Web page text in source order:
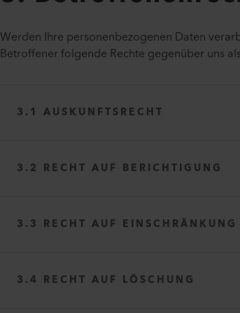
Werden Ihre personenbezogenen Daten
Betroffener folgende Rechte gegenüber uns
3.1 AUSKUNFTSRECHT
die Empfänger bzw. die Kategorien von
3.2 RECHT AUF BERICHTIGUNG
3.3 RECHT AUF EINSCHRÄNKUNG
3.4 RECHT AUF LÖSCHUNG